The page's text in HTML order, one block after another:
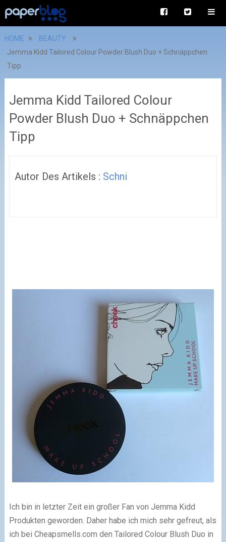
HOME
BEAUTY
Jemma Kidd Tailored Colour Powder Blush Duo + Schnäppchen
Tipp
Jemma Kidd Tailored Colour
Powder Blush Duo + Schnäppchen
Tipp
Autor Des Artikels : Schni
Ich bin in letzter Zeit ein großer Fan von Jemma Kidd
Produkten geworden. Daher habe ich mich sehr gefreut, als
ich bei Cheapsmells.com den Tailored Colour Blush Duo in